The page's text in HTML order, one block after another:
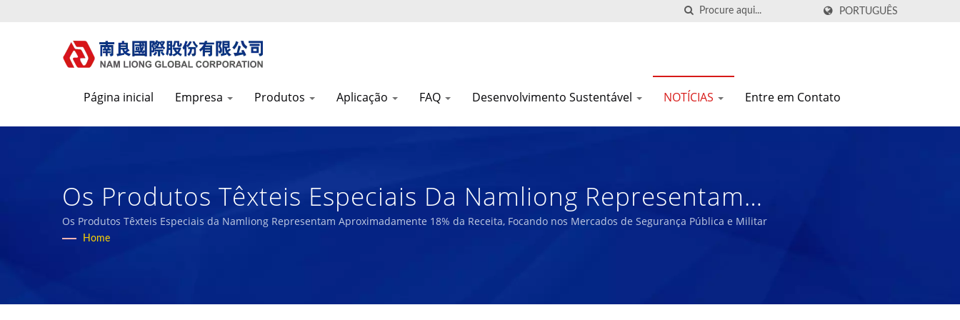
PORTUGUÊS
Página inicial Empresa Produtos Aplicação FAQ Desenvolvimento Sustentável NOTÍCIAS Entre em Contato
Os Produtos Têxteis Especiais Da Namliong Representam
Aproximadamente 18% Da Receita, Visando Os Mercados De
Os Produtos Têxteis Especiais da Namliong Representam Aproximadamente 18% da Receita, Focando nos Mercados de Segurança Pública e Militar
Home